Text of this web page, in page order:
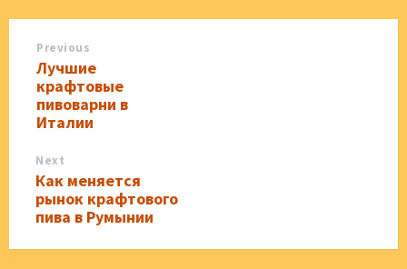
Previous
Лучшие
крафтовые
пивоварни в
Италии
Next
Как меняется
рынок крафтового
пива в Румынии